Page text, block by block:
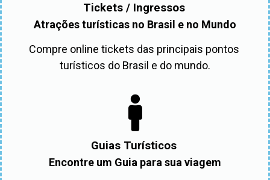
Tickets / Ingressos
Atrações turísticas no Brasil e no Mundo
Compre online tickets das principais pontos
turísticos do Brasil e do mundo.
Guias Turísticos
Encontre um Guia para sua viagem